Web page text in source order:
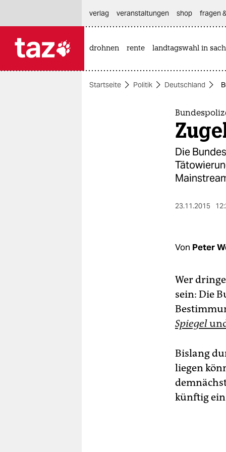
themen
verlag
veranstaltungen shop fragen
drohnen rente landtagswahl in
Startseite Politik Deutschland
Die
23.11.2015
Von Peter
Wer
sein: Die
Spiegel
Bislang
liegen
künftig